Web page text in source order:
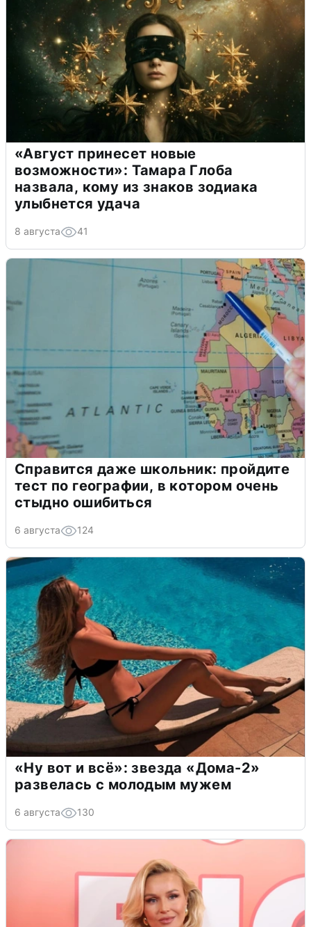
«Август принесет новые
возможности»: Тамара Глоба
назвала, кому из знаков зодиака
улыбнется удача
8 августа 41
Справится даже школьник: пройдите
тест по географии, в котором очень
стыдно ошибиться
6 августа 124
«Ну вот и всё»: звезда «Дома-2»
развелась с молодым мужем
6 августа 130